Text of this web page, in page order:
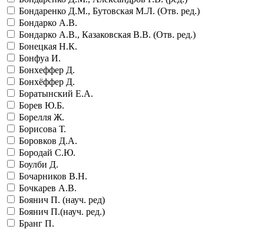
Бондаренко Д.М., Бутовская М.Л. (Отв. ред.)
Бондарко А.В.
Бондарко А.В., Казаковская В.В. (Отв. ред.)
Бонецкая Н.К.
Бонфуа И.
Бонхеффер Д.
Бонхёффер Д.
Боратынский Е.А.
Борев Ю.Б.
Борелля Ж.
Борисова Т.
Боровков Д.А.
Бородай С.Ю.
Боулби Д.
Бочарников В.Н.
Бочкарев А.В.
Боянич П. (науч. ред)
Боянич П.(науч. ред.)
Бранг П.